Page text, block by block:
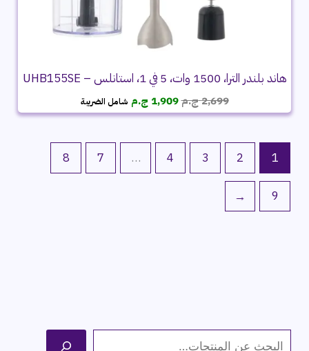
هاند بلندر الترا، 1500 وات، 5 في 1، استانلس – UHB155SE
2,699ج.مالسعر
الأصلي
2,699 ج.م.
1,909 ج.م السعر
الحالي
1,909 ج.م.
شامل الضريبة
1
2
3
4
…
7
8
9
←